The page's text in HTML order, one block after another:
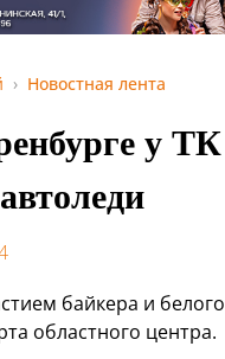
Новостная лента
у
байкера и
областного центра.